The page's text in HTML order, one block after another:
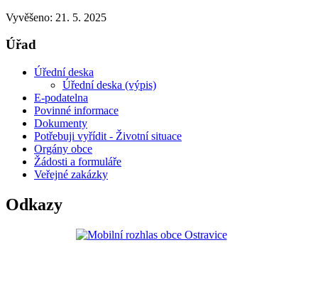
Vyvěšeno: 21. 5. 2025
Úřad
Úřední deska
Úřední deska (výpis)
E-podatelna
Povinné informace
Dokumenty
Potřebuji vyřídit - Životní situace
Orgány obce
Žádosti a formuláře
Veřejné zakázky
Odkazy